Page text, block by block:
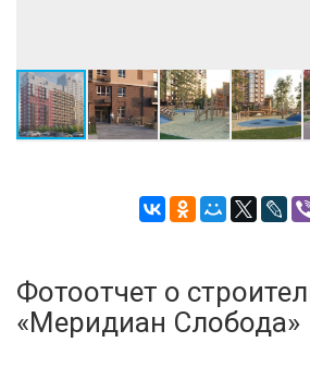
Фотоотчет о
«Меридиан Слобода»